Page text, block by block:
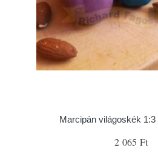
Marcipán világoskék 1:3
2 065 Ft